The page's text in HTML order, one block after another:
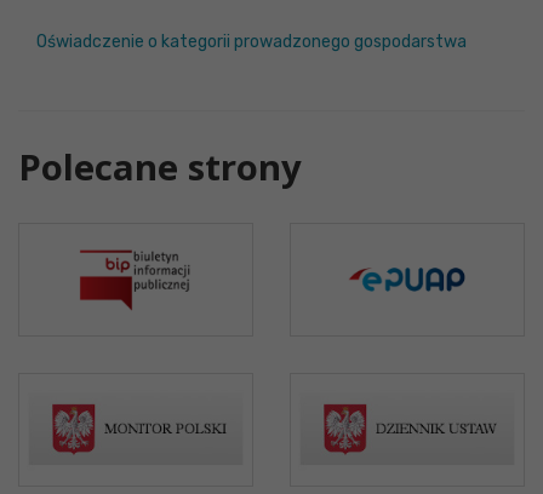
Oświadczenie o kategorii prowadzonego gospodarstwa
Polecane strony